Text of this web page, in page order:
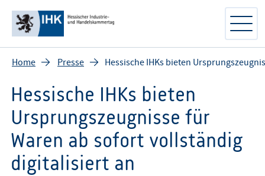
Home Presse Hessische IHKs bieten
Hessische IHKs bieten
Ursprungszeugnisse für
Waren ab sofort vollständig
digitalisiert an